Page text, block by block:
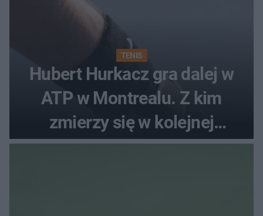
TENIS
Hubert Hurkacz gra dalej w
ATP w Montrealu. Z kim
zmierzy się w kolejnej
rundzie?